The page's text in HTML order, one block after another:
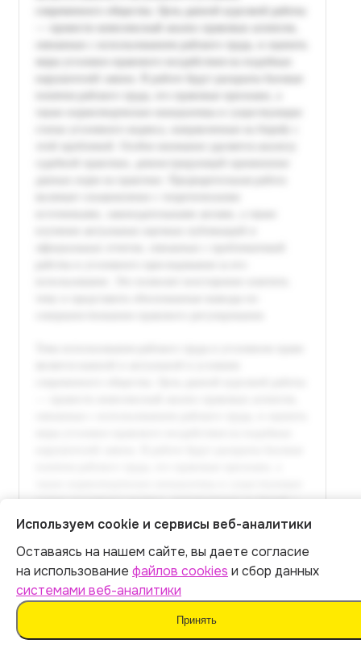
Полный текст доступен
в расширенной версии
Итог:499р.
Оплатить
Используем cookie и сервисы веб-аналитики
Оставаясь на нашем сайте, вы даете согласие
на использование файлов cookies и сбор данных
системами веб-аналитики
Принять